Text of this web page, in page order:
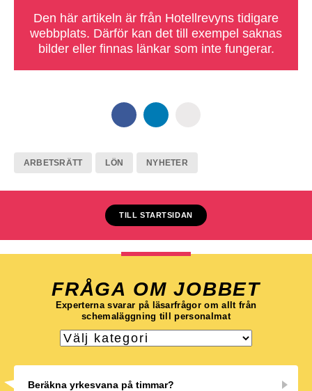
Den här artikeln är från Hotellrevyns tidigare
webbplats. Därför kan det till exempel saknas
bilder eller finnas länkar som inte fungerar.
ARBETSRÄTT LÖN NYHETER
TILL STARTSIDAN
FRÅGA OM JOBBET
Experterna svarar på läsarfrågor om allt från
schemaläggning till personalmat
Beräkna yrkesvana på timmar?